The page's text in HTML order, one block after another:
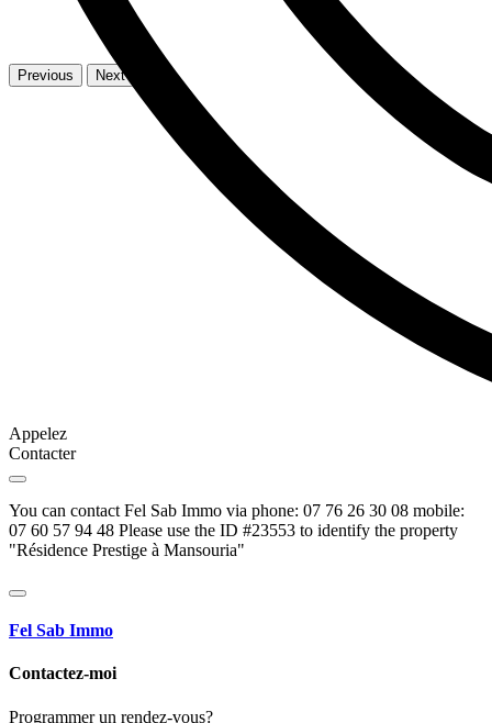
Previous Next
Appelez
Contacter
You can contact Fel Sab Immo via phone: 07 76 26 30 08 mobile:
07 60 57 94 48 Please use the ID #23553 to identify the property
"Résidence Prestige à Mansouria"
Fel Sab Immo
Contactez-moi
Programmer un rendez-vous?